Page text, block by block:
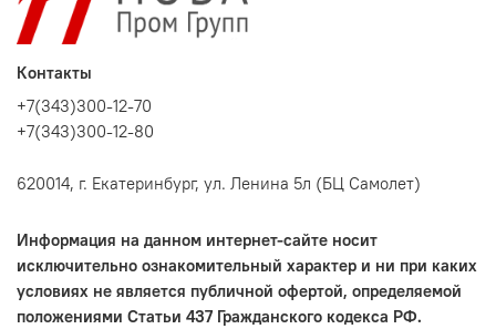
Контакты
+7(343)300-12-70
+7(343)300-12-80
620014, г. Екатеринбург, ул. Ленина 5л (БЦ Самолет)
Информация на данном интернет-сайте носит
исключительно ознакомительный характер и ни при каких
условиях не является публичной офертой, определяемой
положениями Статьи 437 Гражданского кодекса РФ.